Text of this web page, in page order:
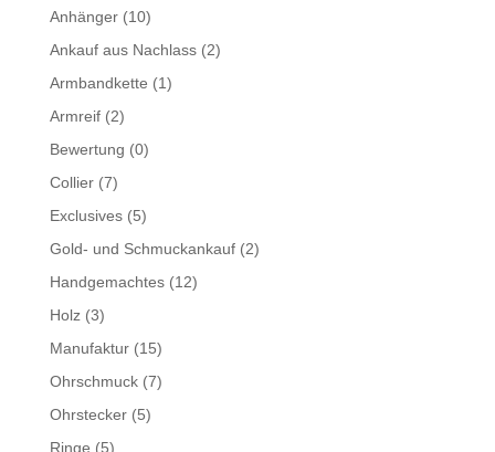
Anhänger(10)
Ankauf aus Nachlass(2)
Armbandkette (1)
Armreif(2)
Bewertung (0)
Collier(7)
Exclusives(5)
Gold- und Schmuckankauf(2)
Handgemachtes(12)
Holz(3)
Manufaktur(15)
Ohrschmuck(7)
Ohrstecker(5)
Ringe (5)